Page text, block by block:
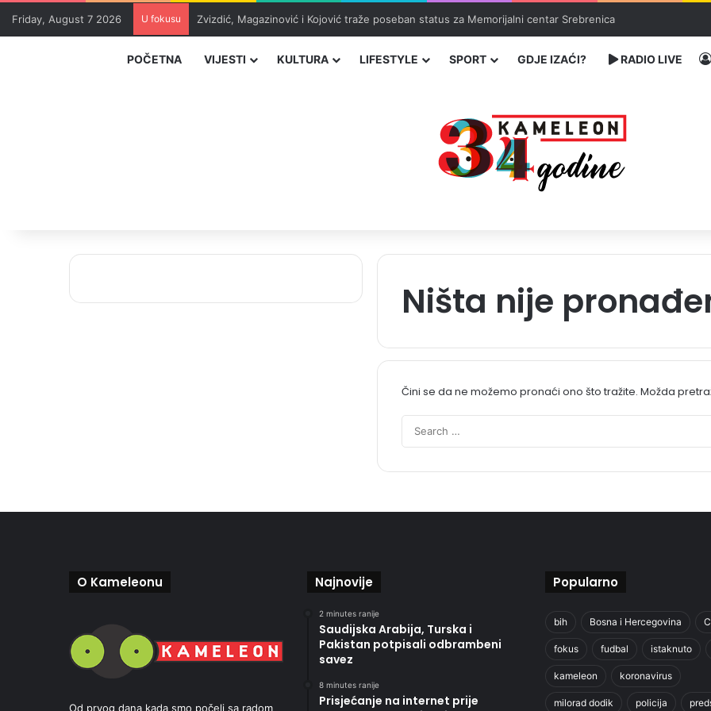
Friday, August 7 2026 U fokusu Zvizdić, Magazinović i Kojović traže poseban status za Memorijalni centar Srebrenica
POČETNA VIJESTI KULTURA LIFESTYLE SPORT GDJE IZAĆI? RADIO LIVE
Ništa nije
Čini se da ne možemo pronaći ono što tražite. Možda
O Kameleonu
Od prvog dana kada smo počeli sa radom
Najnovije
2 minutes ranije
Saudijska Arabija, Turska i
Pakistan potpisali odbrambeni
savez
8 minutes ranije
Prisjećanje na internet prije
Popularno
bih Bosna i Hercegovina
fokus fudbal istaknuto
kameleon koronavirus
milorad dodik policija